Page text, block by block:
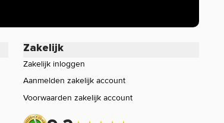
Zakelijk
Zakelijk inloggen
Aanmelden zakelijk account
Voorwaarden zakelijk account